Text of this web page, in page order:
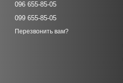
096 655-85-05
099 655-85-05
Перезвонить вам?